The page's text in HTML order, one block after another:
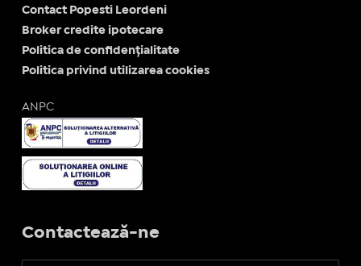
Contact Popesti Leordeni
Broker credite ipotecare
Politica de confidențialitate
Politica privind utilizarea cookies
ANPC
Contactează-ne